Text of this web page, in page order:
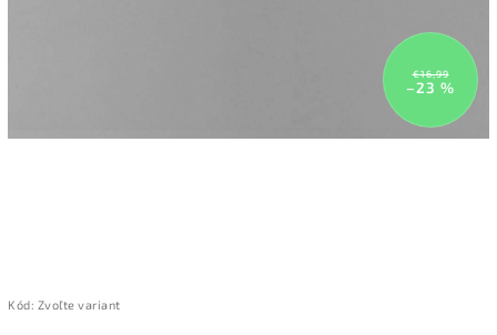
€16,99
–23 %
Kód: Zvoľte variant